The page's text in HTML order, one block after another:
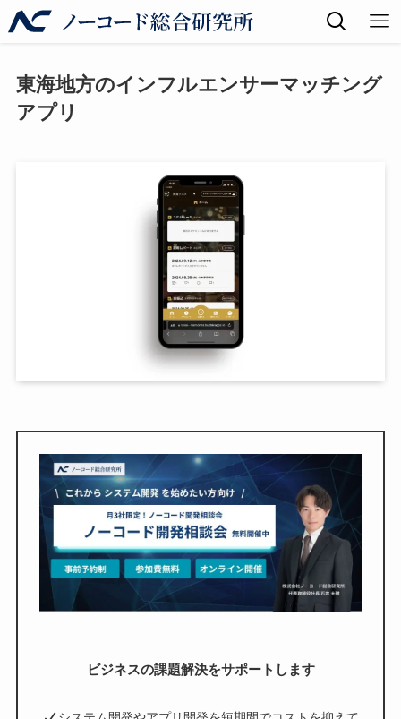
東海地方のインフルエンサーマッチング
アプリ
ビジネスの課題解決をサポートします